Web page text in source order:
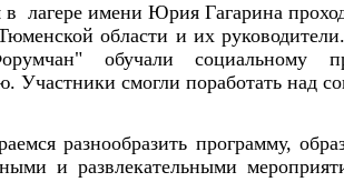
в лагере имени Юрия Гагарина
области и их
обучали социальному
Участники смогли поработать над
разнообразить программу,
и развлекательными